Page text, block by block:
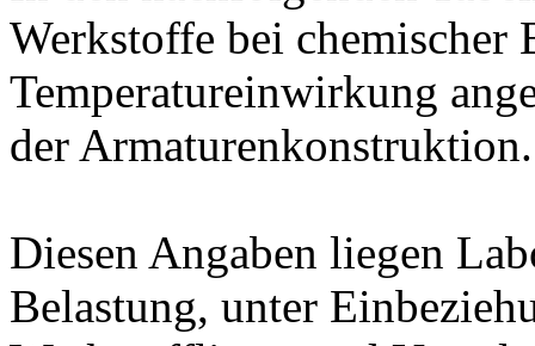
Werkstoffe bei chemischer
Temperatureinwirkung
der Armaturenkonstruktion.
Diesen Angaben liegen
Belastung, unter